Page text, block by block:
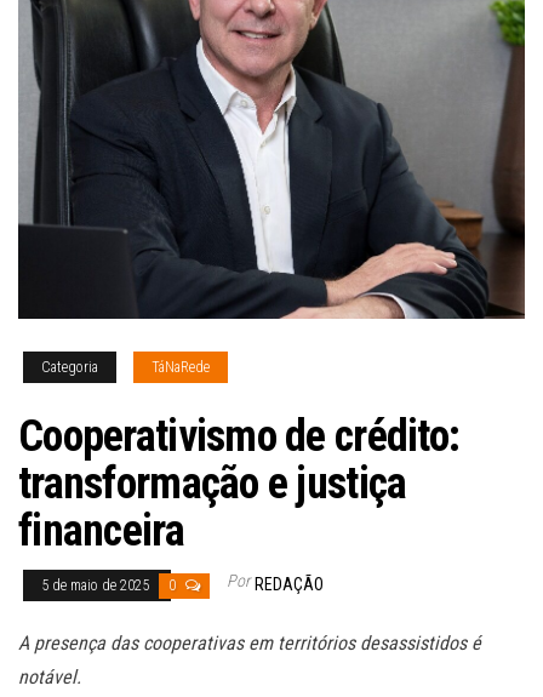
Categoria TáNaRede
Cooperativismo de crédito:
transformação e justiça
financeira
5 de maio de 2025 0 Por REDAÇÃO
A presença das cooperativas em territórios desassistidos é
notável.